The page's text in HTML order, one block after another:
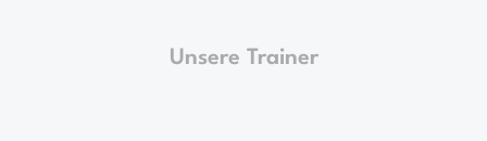
Unsere Trainer